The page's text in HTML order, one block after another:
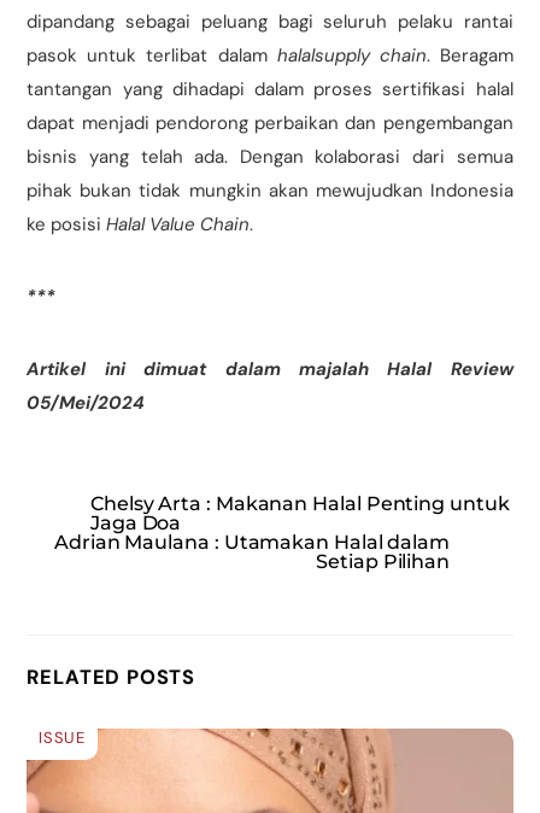
dipandang sebagai peluang bagi seluruh pelaku rantai
pasok untuk terlibat dalam halalsupply chain. Beragam
tantangan yang dihadapi dalam proses sertifikasi halal
dapat menjadi pendorong perbaikan dan pengembangan
bisnis yang telah ada. Dengan kolaborasi dari semua
pihak bukan tidak mungkin akan mewujudkan Indonesia
ke posisiHalal Value Chain.
***
Artikel ini dimuat dalam majalah Halal Review
05/Mei/2024
Chelsy Arta : Makanan Halal Penting untuk
Jaga Doa
Adrian Maulana : Utamakan Halal dalam
Setiap Pilihan
RELATED POSTS
ISSUE